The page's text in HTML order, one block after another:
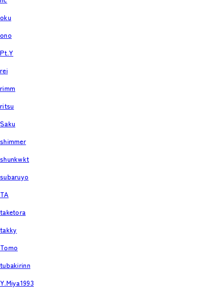
oku
ono
Pt.Y
rei
rimm
ritsu
Saku
shimmer
shunkwkt
subaruyo
TA
taketora
takky
Tomo
tubakirinn
Y.Miya1993